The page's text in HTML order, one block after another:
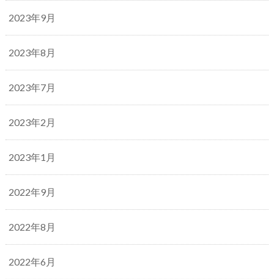
2023年9月
2023年8月
2023年7月
2023年2月
2023年1月
2022年9月
2022年8月
2022年6月